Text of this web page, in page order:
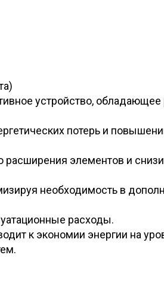
устройство,
потерь и
расширения элементов и
необходимость в
расходы.
к экономии энергии на